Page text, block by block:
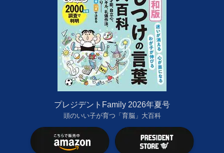
プレジデントFamily 2026年夏号
頭のいい子が育つ「育脳」大百科